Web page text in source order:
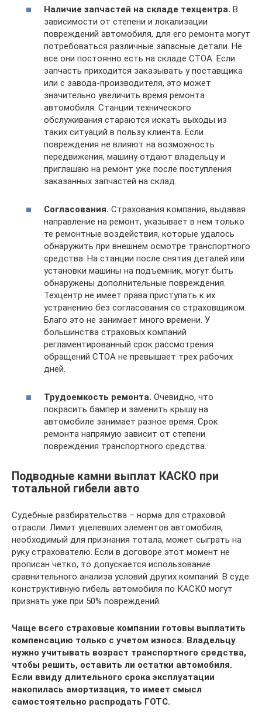
Наличие запчастей на складе техцентра. В
зависимости от степени и локализации
повреждений автомобиля, для его ремонта могут
потребоваться различные запасные детали. Не
все они постоянно есть на складе СТОА. Если
запчасть приходится заказывать у поставщика
или с завода-производителя, это может
значительно увеличить время ремонта
автомобиля. Станции технического
обслуживания стараются искать выходы из
таких ситуаций в пользу клиента. Если
повреждения не влияют на возможность
передвижения, машину отдают владельцу и
приглашаю на ремонт уже после поступления
заказанных запчастей на склад.
Согласования. Страхования компания, выдавая
направление на ремонт, указывает в нем только
те ремонтные воздействия, которые удалось
обнаружить при внешнем осмотре транспортного
средства. На станции после снятия деталей или
установки машины на подъемник, могут быть
обнаружены дополнительные повреждения.
Техцентр не имеет права приступать к их
устранению без согласования со страховщиком.
Благо это не занимает много времени. У
большинства страховых компаний
регламентированный срок рассмотрения
обращений СТОА не превышает трех рабочих
дней.
Трудоемкость ремонта. Очевидно, что
покрасить бампер и заменить крышу на
автомобиле занимает разное время. Срок
ремонта напрямую зависит от степени
повреждения транспортного средства.
Подводные камни выплат КАСКО при
тотальной гибели авто
Судебные разбирательства – норма для страховой
отрасли. Лимит уцелевших элементов автомобиля,
необходимый для признания тотала, может сыграть на
руку страхователю. Если в договоре этот момент не
прописан четко, то допускается использование
сравнительного анализа условий других компаний. В суде
конструктивную гибель автомобиля по КАСКО могут
признать уже при 50% повреждений.
Чаще всего страховые компании готовы выплатить
компенсацию только с учетом износа. Владельцу
нужно учитывать возраст транспортного средства,
чтобы решить, оставить ли остатки автомобиля.
Если ввиду длительного срока эксплуатации
накопилась амортизация, то имеет смысл
самостоятельно распродать ГОТС.